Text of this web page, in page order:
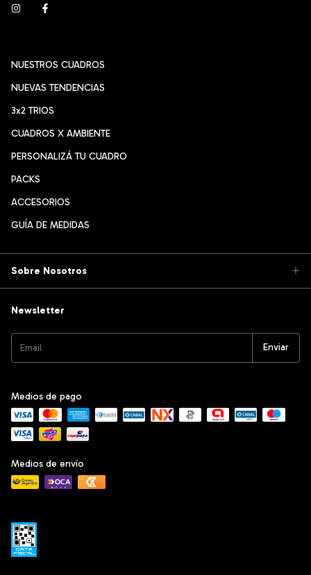
NUESTROS CUADROS
NUEVAS TENDENCIAS
3x2 TRIOS
CUADROS X AMBIENTE
PERSONALIZÁ TU CUADRO
PACKS
ACCESORIOS
GUÍA DE MEDIDAS
Sobre Nosotros
Newsletter
Medios de pago
Medios de envío